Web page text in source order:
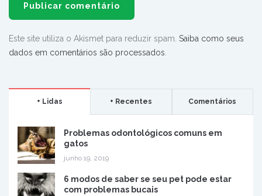
Este site utiliza o Akismet para reduzir spam. Saiba como seus
dados em comentários são processados.
+ Lidas + Recentes Comentários
Problemas odontológicos comuns em
gatos
junho 19, 2019
6 modos de saber se seu pet pode estar
com problemas bucais